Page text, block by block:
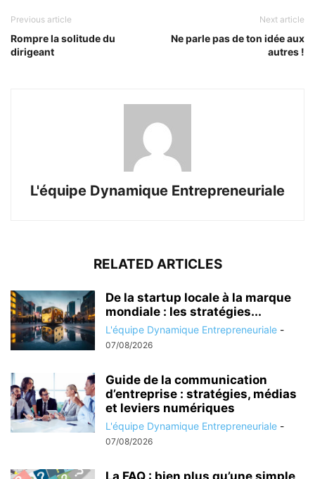
Previous article
Rompre la solitude du
dirigeant
Next article
Ne parle pas de ton idée aux
autres !
L'équipe Dynamique Entrepreneuriale
RELATED ARTICLES
De la startup locale à la marque
mondiale : les stratégies...
L'équipe Dynamique Entrepreneuriale -
07/08/2026
Guide de la communication
d’entreprise : stratégies, médias
et leviers numériques
L'équipe Dynamique Entrepreneuriale -
07/08/2026
La FAQ : bien plus qu’une simple